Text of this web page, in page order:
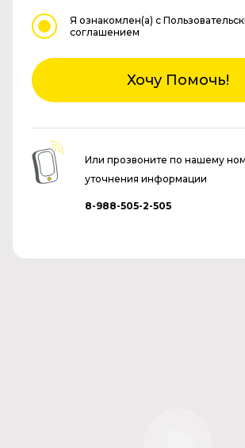
Я ознакомлен(а) с
соглашением
Хочу Помочь!
Или прозвоните по нашему
уточнения информации
8-988-505-2-505